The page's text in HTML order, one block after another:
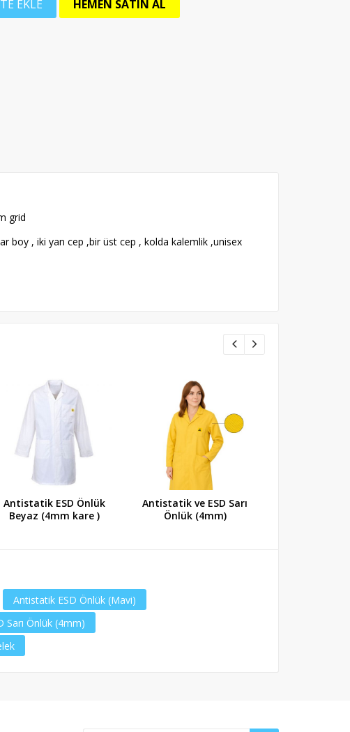
EKLE HEMEN SATIN AL
grid
boy , iki yan cep ,bir üst cep , kolda kalemlik ,unisex
Antistatik ESD Önlük
Beyaz (4mm kare )
Antistatik ve ESD Sarı
Önlük (4mm)
Antistatik ESD Önlük (Mavi)
Sarı Önlük (4mm)